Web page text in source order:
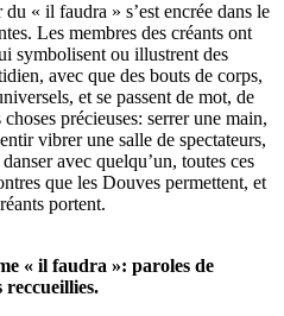
« il faudra » s’est encrée dans le
Les membres des créants ont
symbolisent ou illustrent des
avec que des bouts de corps,
et se passent de mot, de
précieuses: serrer une main,
vibrer une salle de spectateurs,
avec quelqu’un, toutes ces
que les Douves permettent, et
portent.
« il faudra »: paroles de
reccueillies.